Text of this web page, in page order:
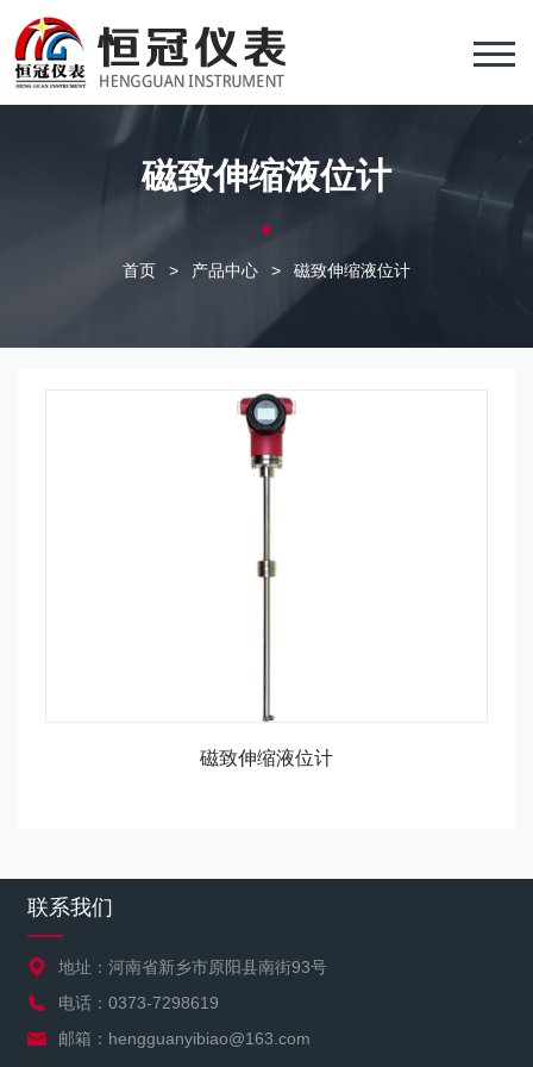
磁致伸缩液位计
首页 > 产品中心 > 磁致伸缩液位计
磁致伸缩液位计
联系我们
地址：河南省新乡市原阳县南街93号
电话：0373-7298619
邮箱：hengguanyibiao@163.com